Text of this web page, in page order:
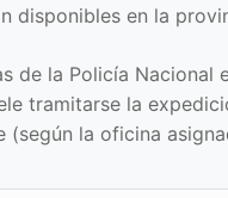
disponibles en la
de la Policía Nacional
tramitarse la
(según la oficina